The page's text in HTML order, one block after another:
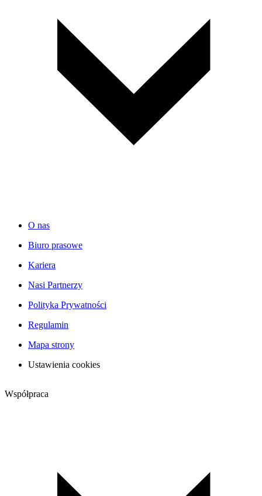
O nas
Biuro prasowe
Kariera
Nasi Partnerzy
Polityka Prywatności
Regulamin
Mapa strony
Ustawienia cookies
Współpraca